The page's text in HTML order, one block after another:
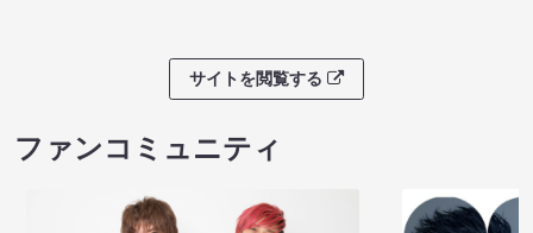
サイトを閲覧する
ファンコミュニティ